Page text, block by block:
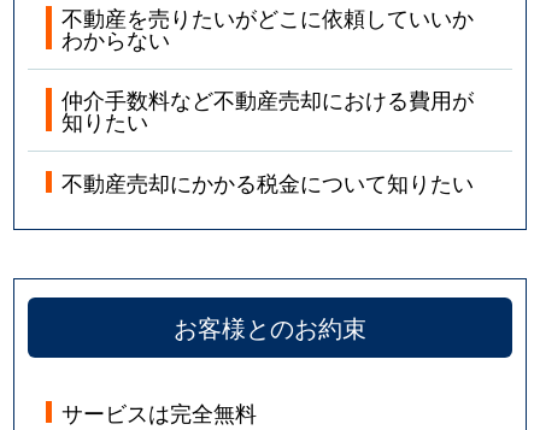
不動産を売りたいがどこに依頼していいか
わからない
仲介手数料など不動産売却における費用が
知りたい
不動産売却にかかる税金について知りたい
お客様とのお約束
サービスは完全無料